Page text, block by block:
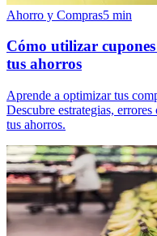
Ahorro y Compras5 min
Cómo utilizar
tus ahorros
Aprende a optimizar tus
Descubre estrategias,
tus ahorros.